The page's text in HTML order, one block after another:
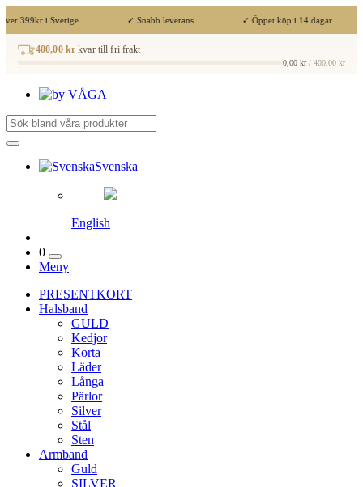
399kr i Sverige ✓ Snabb leverans ✓ Öppet köp i 14 dagar
400,00 kr kvar till fri frakt
0,00 kr/ 400,00 kr
Svenska
English
0
Meny
PRESENTKORT
Halsband
GULD
Kedjor
Korta
Läder
Långa
Pärlor
Silver
Stål
Sten
Armband
Guld
SILVER